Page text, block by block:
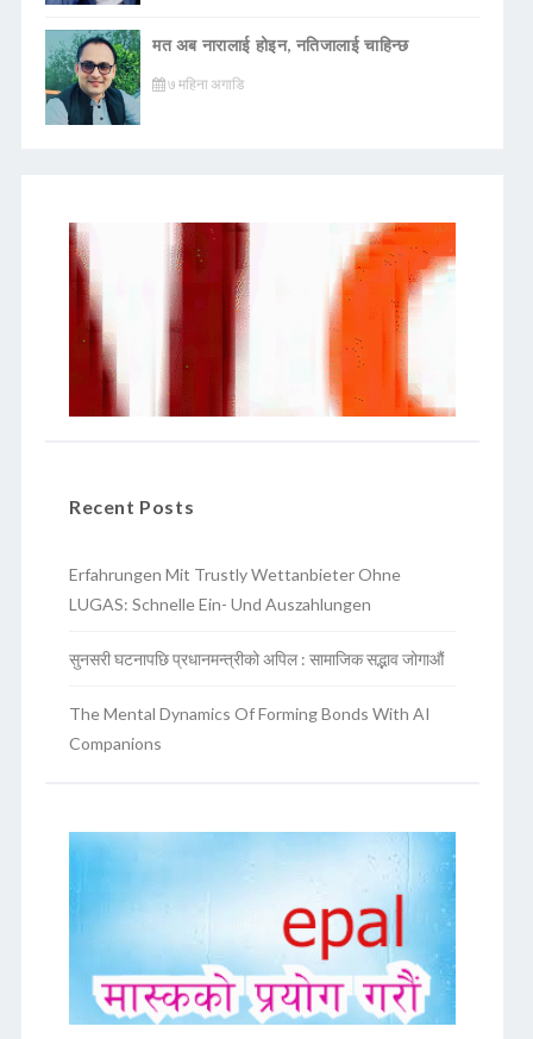
मत अब नारालाई होइन, नतिजालाई चाहिन्छ
७ महिना अगाडि
Recent Posts
Erfahrungen Mit Trustly Wettanbieter Ohne
LUGAS: Schnelle Ein- Und Auszahlungen
सुनसरी घटनापछि प्रधानमन्त्रीको अपिल : सामाजिक सद्भाव जोगाऔं
The Mental Dynamics Of Forming Bonds With AI
Companions